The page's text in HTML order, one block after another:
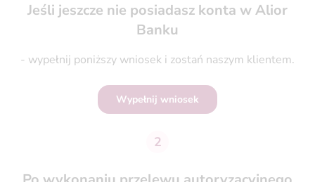
Jeśli jeszcze nie posiadasz konta w Alior
Banku
- wypełnij poniższy wniosek i zostań naszym klientem.
Wypełnij wniosek
2